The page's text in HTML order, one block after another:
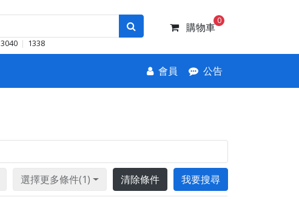
3040 1338
購物車
0
會員 公告
選擇更多條件(1) 清除條件 我要搜尋